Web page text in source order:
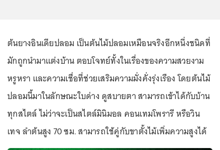
ต้นยางอินเดียปลอม เป็นต้นไม้ปลอมเหมือนจริงอีกหนึ่งชนิดที่
มักถูกนำมาแต่งบ้าน ตอบโจทย์ทั้งในเรื่องของความสวยงาม
หรูหรา และความเชื่อที่ช่วยเสริมความมั่งคั่งรุ่งเรือง โดยต้นไม้
ปลอมนี้มาในลักษณะใบด่าง ดูสบายตา สามารถเข้าได้กับบ้าน
ทุกสไตล์ ไม่ว่าจะเป็นสไตล์มินิมอล คอนเทมโพรารี หรือวิน
เทจ ลำต้นสูง 70 ซม. สามารถใช้คู่กับขาตั้งไม้เพิ่มความสูงได้